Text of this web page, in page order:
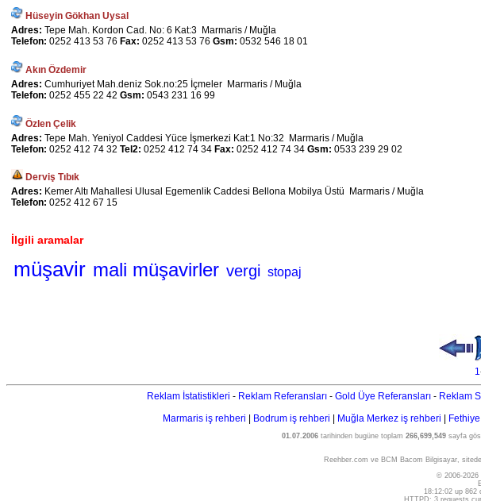
Hüseyin Gökhan Uysal
Adres: Tepe Mah. Kordon Cad. No: 6 Kat:3 Marmaris / Muğla
Telefon: 0252 413 53 76 Fax: 0252 413 53 76 Gsm: 0532 546 18 01
Akın Özdemir
Adres: Cumhuriyet Mah.deniz Sok.no:25 İçmeler Marmaris / Muğla
Telefon: 0252 455 22 42 Gsm: 0543 231 16 99
Özlen Çelik
Adres: Tepe Mah. Yeniyol Caddesi Yüce İşmerkezi Kat:1 No:32 Marmaris / Muğla
Telefon: 0252 412 74 32 Tel2: 0252 412 74 34 Fax: 0252 412 74 34 Gsm: 0533 239 29 02
Derviş Tıbık
Adres: Kemer Altı Mahallesi Ulusal Egemenlik Caddesi Bellona Mobilya Üstü Marmaris / Muğla
Telefon: 0252 412 67 15
İlgili aramalar
müşavir mali müşavirler vergi stopaj
1
Reklam İstatistikleri - Reklam Referansları - Gold Üye Referansları - Reklam
Marmaris iş rehberi
Bodrum iş rehberi Muğla Merkez iş rehberi
01.07.2006tarihinden bugüne toplam 266,699,549sayfa
Reehber.com ve BCM Bacom Bilgisayar,
© 2006-2026
18:12:02 up 862
HTTPD: 3 requests